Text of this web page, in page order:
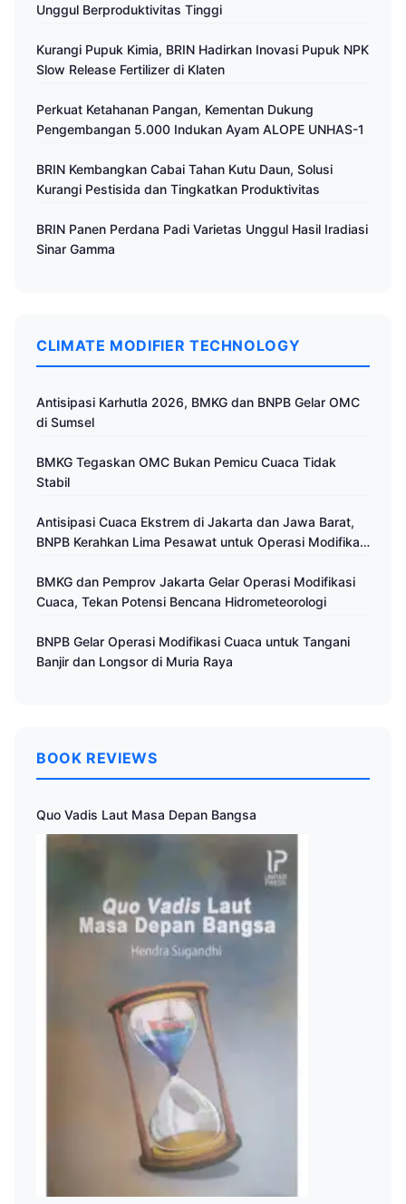
Unggul Berproduktivitas Tinggi
Kurangi Pupuk Kimia, BRIN Hadirkan Inovasi Pupuk NPK
Slow Release Fertilizer di Klaten
Perkuat Ketahanan Pangan, Kementan Dukung
Pengembangan 5.000 Indukan Ayam ALOPE UNHAS-1
BRIN Kembangkan Cabai Tahan Kutu Daun, Solusi
Kurangi Pestisida dan Tingkatkan Produktivitas
BRIN Panen Perdana Padi Varietas Unggul Hasil Iradiasi
Sinar Gamma
CLIMATE MODIFIER TECHNOLOGY
Antisipasi Karhutla 2026, BMKG dan BNPB Gelar OMC
di Sumsel
BMKG Tegaskan OMC Bukan Pemicu Cuaca Tidak
Stabil
Antisipasi Cuaca Ekstrem di Jakarta dan Jawa Barat,
BNPB Kerahkan Lima Pesawat untuk Operasi Modifikasi
BMKG dan Pemprov Jakarta Gelar Operasi Modifikasi
Cuaca, Tekan Potensi Bencana Hidrometeorologi
BNPB Gelar Operasi Modifikasi Cuaca untuk Tangani
Banjir dan Longsor di Muria Raya
BOOK REVIEWS
Quo Vadis Laut Masa Depan Bangsa